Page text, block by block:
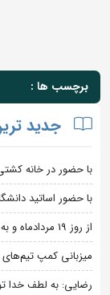
برچسب ها :
جدید
با حضور در خانه
با حضور اساتید
از روز 19 مردادماه و به میزبانی کمپ تیم های ملی؛
میزبانی کمپ
رضایی: به لطف خدا